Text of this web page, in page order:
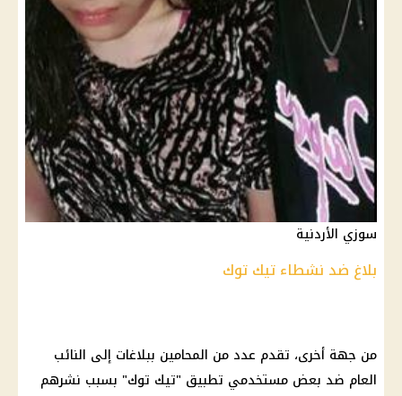
سوزي الأردنية
بلاغ ضد نشطاء تيك توك
من جهة أخرى، تقدم عدد من المحامين ببلاغات إلى النائب
العام ضد بعض مستخدمي تطبيق "تيك توك" بسبب نشرهم